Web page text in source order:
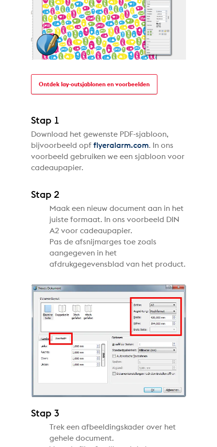
Ontdek lay-outsjablonen en voorbeelden
Stap 1
Download het gewenste PDF-sjabloon,
bijvoorbeeld opfflyeralarm.com. In ons
voorbeeld gebruiken we een sjabloon voor
cadeaupapier.
Stap 2
Maak een nieuw document aan in het
juiste formaat. In ons voorbeeld DIN
A2 voor cadeaupapier.
Pas de afsnijmarges toe zoals
aangegeven in het
afdrukgegevensblad van het product.
Stap 3
Trek een afbeeldingskader over het
gehele document.